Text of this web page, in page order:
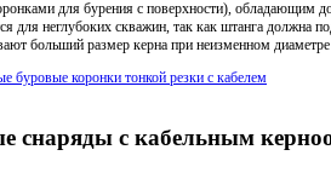
для бурения с поверхности), обладающим
для неглубоких скважин, так как штанга должна
больший размер керна при неизменном
буровые коронки тонкой резки с кабелем
снаряды с кабельным